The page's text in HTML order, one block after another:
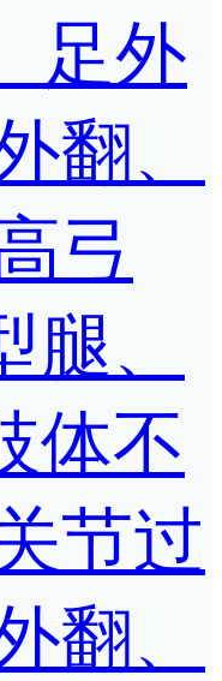
足外
翻、
弓
腿、
体不
节过
翻、